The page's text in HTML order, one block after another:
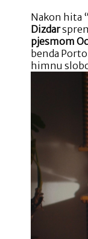
Nakon hita
Dizdar
pjesmom
benda
himnu